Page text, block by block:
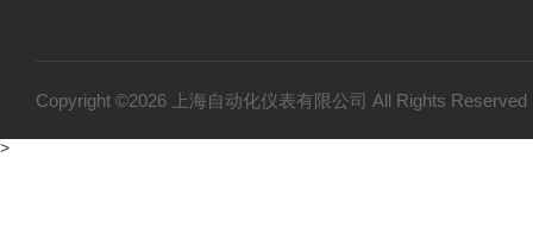
Copyright ©2026 上海自动化仪表有限公司 All Rights
>